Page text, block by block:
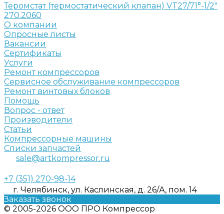
Теромстат (термостатический клапан) VT27/71°-1/2"
270.2060
О компании
Опросные листы
Вакансии
Сертификаты
Услуги
Ремонт компрессоров
Сервисное обслуживание компрессоров
Ремонт винтовых блоков
Помощь
Вопрос - ответ
Производители
Статьи
Компрессорные машины
Списки запчастей
sale@artkompressor.ru
+7 (351) 270-98-14
г. Челябинск, ул. Каслинская, д. 26/А, пом. 14
Заказать звонок
© 2005-2026 ООО ПРО Компрессор